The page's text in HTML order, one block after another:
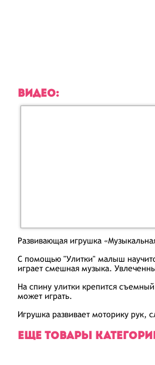
ВИДЕО:
Развивающая игрушка
С помощью "Улитки" малыш
играет смешная музыка.
На спину улитки крепится
может играть.
Игрушка развивает моторику рук,
ЕЩЕ ТОВАРЫ